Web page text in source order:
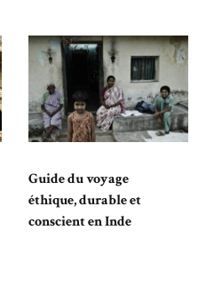
Guide du voyage
éthique, durable et
conscient en Inde